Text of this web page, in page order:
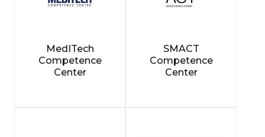
MedITech
Competence
Center
SMACT
Competence
Center